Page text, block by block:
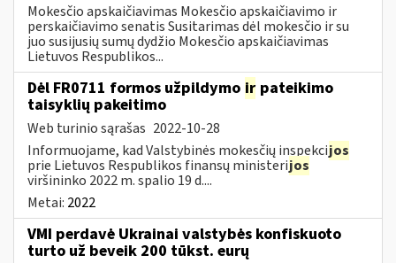
Mokesčio apskaičiavimas Mokesčio apskaičiavimo ir
perskaičiavimo senatis Susitarimas dėl mokesčio ir su
juo susijusių sumų dydžio Mokesčio apskaičiavimas
Lietuvos Respublikos...
Dėl FR0711 formos užpildymo ir pateikimo
taisyklių pakeitimo
Web turinio sąrašas 2022-10-28
Informuojame, kad Valstybinės mokesčių inspekcijos
prie Lietuvos Respublikos finansų ministerijos
viršininko 2022 m. spalio 19 d....
Metai: 2022
VMI perdavė Ukrainai valstybės konfiskuoto
turto už beveik 200 tūkst. eurų